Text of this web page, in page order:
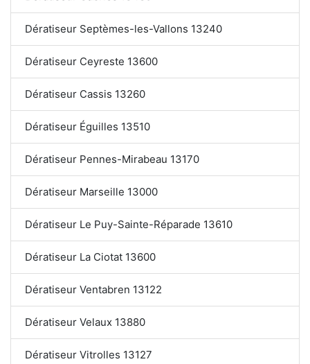
Dératiseur Septèmes-les-Vallons 13240
Dératiseur Ceyreste 13600
Dératiseur Cassis 13260
Dératiseur Éguilles 13510
Dératiseur Pennes-Mirabeau 13170
Dératiseur Marseille 13000
Dératiseur Le Puy-Sainte-Réparade 13610
Dératiseur La Ciotat 13600
Dératiseur Ventabren 13122
Dératiseur Velaux 13880
Dératiseur Vitrolles 13127